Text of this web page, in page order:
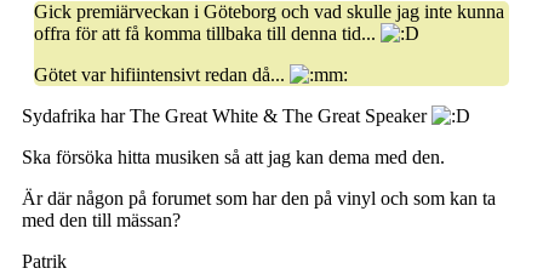
Gick premiärveckan i Göteborg och vad skulle jag inte kunna
offra för att få komma tillbaka till denna tid...
Götet var hifiintensivt redan då...
Sydafrika har The Great White & The Great Speaker
Ska försöka hitta musiken så att jag kan dema med den.
Är där någon på forumet som har den på vinyl och som kan ta
med den till mässan?
Patrik